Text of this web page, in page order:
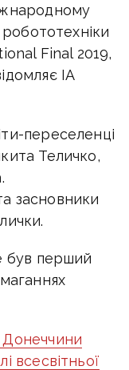
робототехніки
Final 2019,
ІА
переселенці
Теличко,
засновники
був перший
всесвітньої